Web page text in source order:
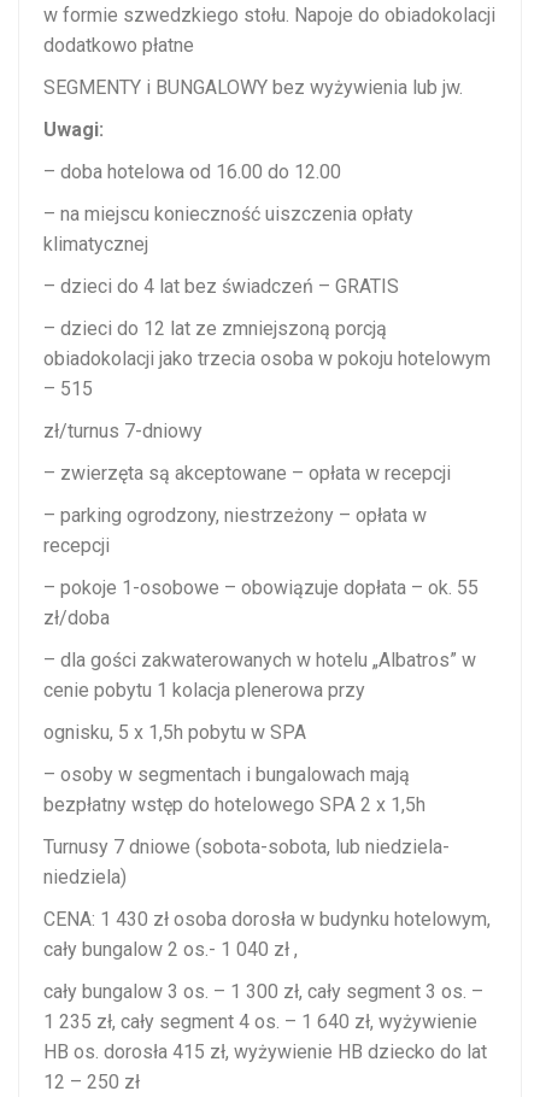
w formie szwedzkiego stołu. Napoje do obiadokolacji
dodatkowo płatne
SEGMENTY i BUNGALOWY bez wyżywienia lub jw.
Uwagi:
– doba hotelowa od 16.00 do 12.00
– na miejscu konieczność uiszczenia opłaty
klimatycznej
– dzieci do 4 lat bez świadczeń – GRATIS
– dzieci do 12 lat ze zmniejszoną porcją
obiadokolacji jako trzecia osoba w pokoju hotelowym
– 515
zł/turnus 7-dniowy
– zwierzęta są akceptowane – opłata w recepcji
– parking ogrodzony, niestrzeżony – opłata w
recepcji
– pokoje 1-osobowe – obowiązuje dopłata – ok. 55
zł/doba
– dla gości zakwaterowanych w hotelu „Albatros” w
cenie pobytu 1 kolacja plenerowa przy
ognisku, 5 x 1,5h pobytu w SPA
– osoby w segmentach i bungalowach mają
bezpłatny wstęp do hotelowego SPA 2 x 1,5h
Turnusy 7 dniowe (sobota-sobota, lub niedziela-
niedziela)
CENA: 1 430 zł osoba dorosła w budynku hotelowym,
cały bungalow 2 os.- 1 040 zł ,
cały bungalow 3 os. – 1 300 zł, cały segment 3 os. –
1 235 zł, cały segment 4 os. – 1 640 zł, wyżywienie
HB os. dorosła 415 zł, wyżywienie HB dziecko do lat
12 – 250 zł